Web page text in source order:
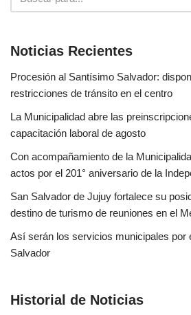
Noticias Recientes
Procesión al Santísimo Salvador:
restricciones de tránsito en el centro
La Municipalidad abre las
capacitación laboral de agosto
Con acompañamiento de la
actos por el 201° aniversario de la
San Salvador de Jujuy fortalece su
destino de turismo de reuniones en el
Así serán los servicios municipales por
Salvador
Historial de Noticias